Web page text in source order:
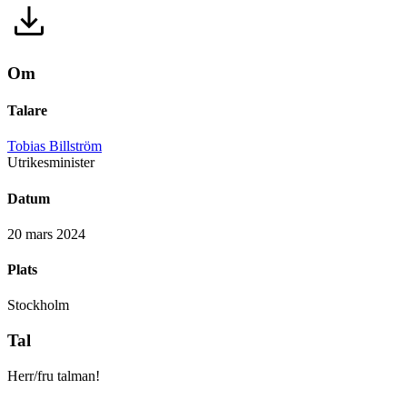
Om
Talare
Tobias Billström
Utrikesminister
Datum
20 mars 2024
Plats
Stockholm
Tal
Herr/fru talman!